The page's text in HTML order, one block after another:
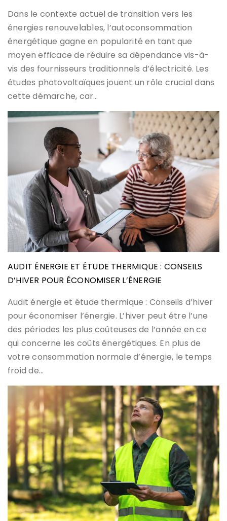
Dans le contexte actuel de transition vers les
énergies renouvelables, l’autoconsommation
énergétique gagne en popularité en tant que
moyen efficace de réduire sa dépendance vis-à-
vis des fournisseurs traditionnels d’électricité. Les
études photovoltaïques jouent un rôle crucial dans
cette démarche, car…
AUDIT ÉNERGIE ET ÉTUDE THERMIQUE : CONSEILS
D’HIVER POUR ÉCONOMISER L’ÉNERGIE
Audit énergie et étude thermique : Conseils d’hiver
pour économiser l’énergie. L’hiver peut être l’une
des périodes les plus coûteuses de l’année en ce
qui concerne les coûts énergétiques. En plus de
votre consommation normale d’énergie, le temps
froid de…